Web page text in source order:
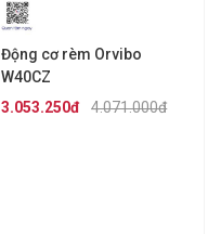
Động cơ rèm Orvibo
W40CZ
4.071.000đ
3.053.250đ